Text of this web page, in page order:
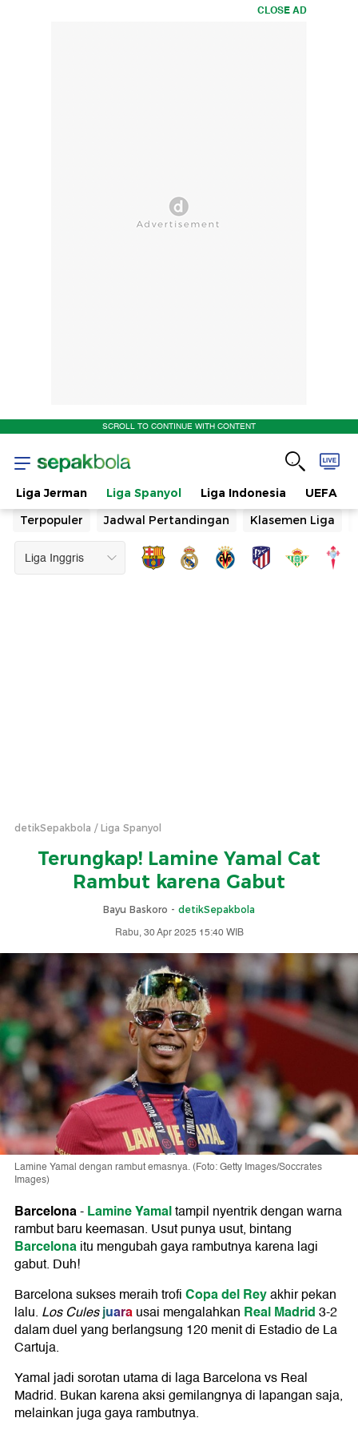
CLOSE AD
SCROLL TO CONTINUE WITH CONTENT
Liga Jerman Liga Spanyol Liga Indonesia UEFA
Terpopuler
Jadwal Pertandingan Klasemen Liga
detikSepakbola Liga Spanyol
Terungkap! Lamine Yamal Cat
Rambut karena Gabut
Bayu Baskoro - detikSepakbola
Rabu, 30 Apr 2025 15:40 WIB
Lamine Yamal dengan rambut emasnya. (Foto: Getty Images/Soccrates
Images)
Barcelona-Lamine Yamaltampil nyentrik dengan warna
rambut baru keemasan. Usut punya usut, bintang
Barcelonaitu mengubah gaya rambutnya karena lagi
gabut. Duh!
Barcelona sukses meraih trofiCopa del Reyakhir pekan
lalu. Los Culesjuarausai mengalahkan Real Madrid3-2
dalam duel yang berlangsung 120 menit di Estadio de La
Cartuja.
Yamal jadi sorotan utama di laga Barcelona vs Real
Madrid. Bukan karena aksi gemilangnya di lapangan saja,
melainkan juga gaya rambutnya.